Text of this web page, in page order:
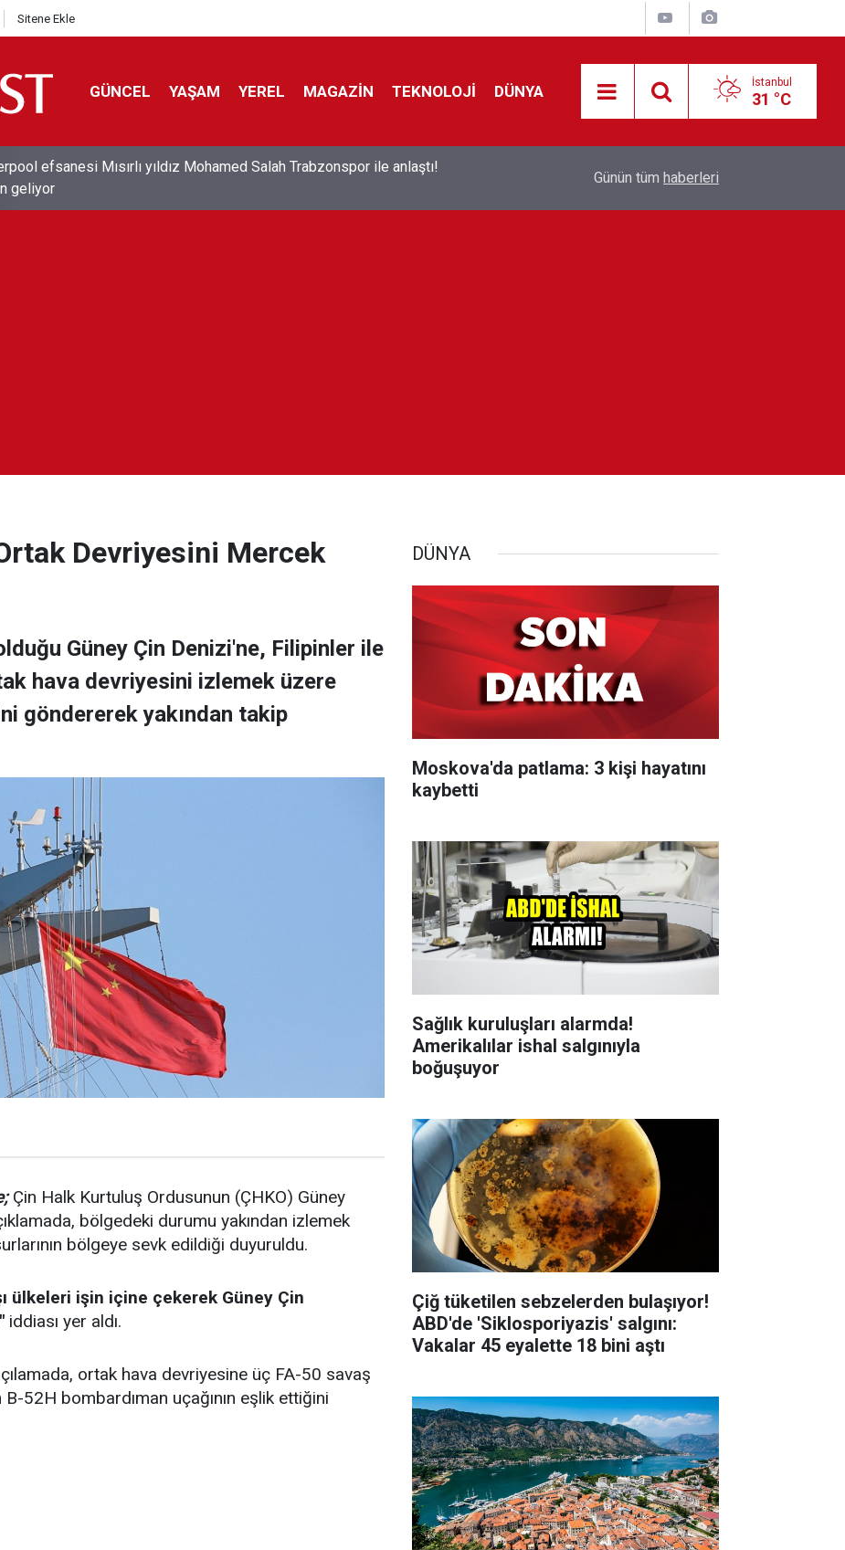
Sitene Ekle
GÜNCEL YAŞAM YEREL MAGAZİN TEKNOLOJİ DÜNYA İstanbul
31 °C
efsanesi Mısırlı yıldız Mohamed Salah Trabzonspor ile anlaştı!
geliyor
Feridun Düzağaç sahnelere ara verdi: ''En az
Günün tüm haberleri
Devriyesini Mercek
Güney Çin Denizi'ne, Filipinler ile
hava devriyesini izlemek üzere
göndererek yakından takip
Çin Halk Kurtuluş Ordusunun (ÇHKO) Güney
bölgedeki durumu yakından izlemek
bölgeye sevk edildiği duyuruldu.
ülkeleri işin içine çekerek Güney Çin
iddiası yer aldı.
ortak hava devriyesine üç FA-50 savaş
B-52H bombardıman uçağının eşlik ettiğini
DÜNYA
Moskova'da patlama: 3 kişi hayatını
kaybetti
Sağlık kuruluşları alarmda!
Amerikalılar ishal salgınıyla
boğuşuyor
Çiğ tüketilen sebzelerden bulaşıyor!
ABD'de 'Siklosporiyazis' salgını:
Vakalar 45 eyalette 18 bini aştı